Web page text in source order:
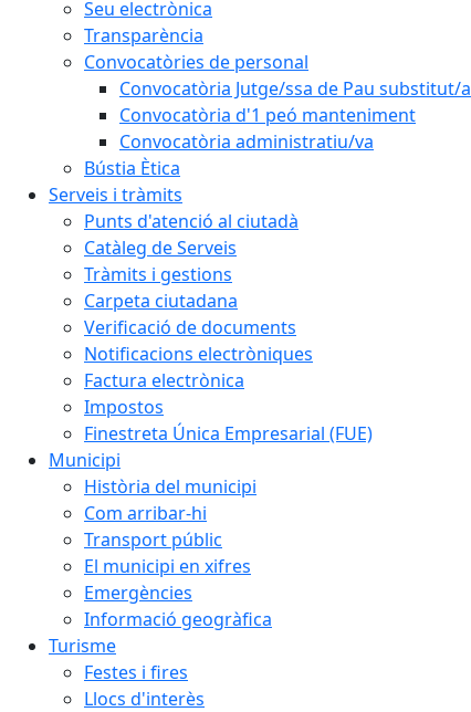
Seu electrònica
Transparència
Convocatòries de personal
Convocatòria Jutge/ssa de Pau substitut/a
Convocatòria d'1 peó manteniment
Convocatòria administratiu/va
Bústia Ètica
Serveis i tràmits
Punts d'atenció al ciutadà
Catàleg de Serveis
Tràmits i gestions
Carpeta ciutadana
Verificació de documents
Notificacions electròniques
Factura electrònica
Impostos
Finestreta Única Empresarial (FUE)
Municipi
Història del municipi
Com arribar-hi
Transport públic
El municipi en xifres
Emergències
Informació geogràfica
Turisme
Festes i fires
Llocs d'interès